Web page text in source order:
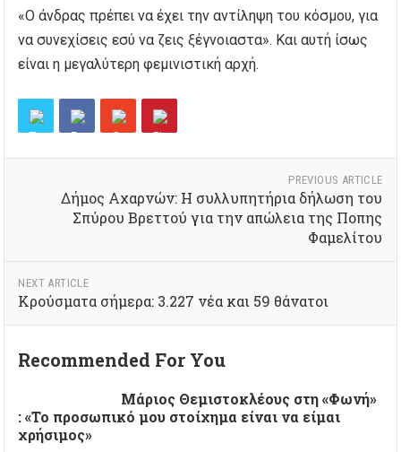
«Ο άνδρας πρέπει να έχει την αντίληψη του κόσμου, για
να συνεχίσεις εσύ να ζεις ξέγνοιαστα». Και αυτή ίσως
είναι η μεγαλύτερη φεμινιστική αρχή.
PREVIOUS ARTICLE
Δήμος Αχαρνών: Η συλλυπητήρια δήλωση του
Σπύρου Βρεττού για την απώλεια της Ποπης
Φαμελίτου
NEXT ARTICLE
Κρούσματα σήμερα: 3.227 νέα και 59 θάνατοι
Recommended For You
Μάριος Θεμιστοκλέους στη «Φωνή»
: «Το προσωπικό μου στοίχημα είναι να είμαι
χρήσιμος»